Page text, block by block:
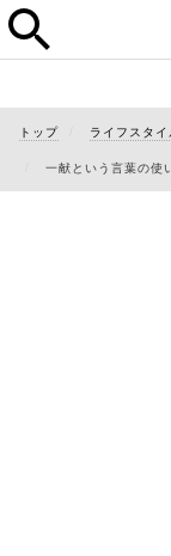
トップ ライフスタイ
一献という言葉の使